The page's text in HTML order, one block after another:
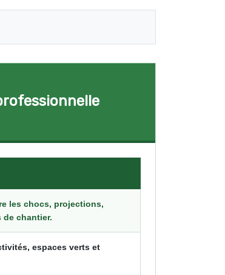
les chocs, projections,
chantier.
espaces verts et